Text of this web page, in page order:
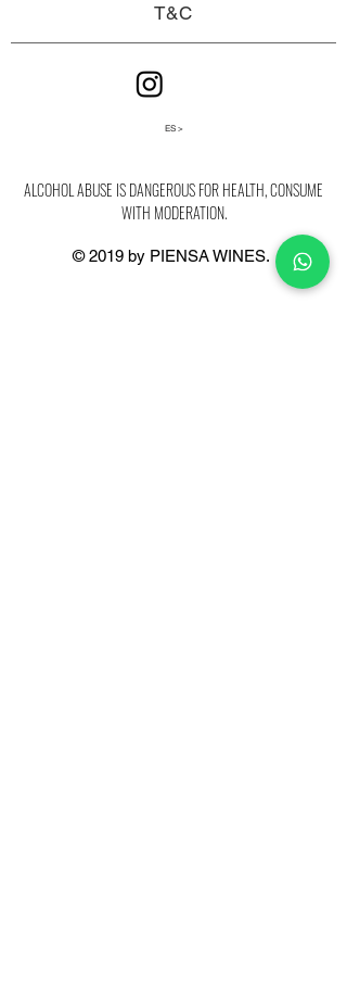
T&C
ES >
ALCOHOL ABUSE IS DANGEROUS FOR HEALTH, CONSUME
WITH MODERATION.
© 2019 by PIENSA WINES.